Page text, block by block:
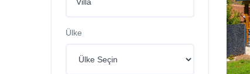
Ülke